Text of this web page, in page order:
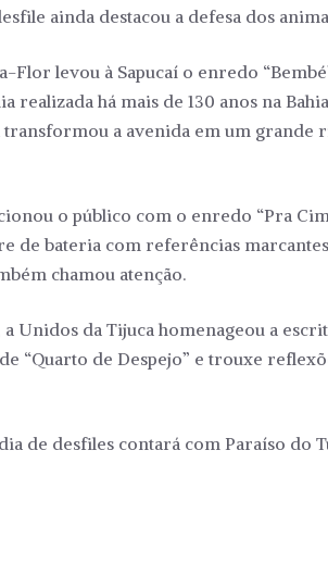
ainda destacou a defesa dos
Flor levou à Sapucaí o enredo
realizada há mais de 130 anos na
transformou a avenida em um grande
o público com o enredo “Pra
de bateria com referências
chamou atenção.
Unidos da Tijuca homenageou a
“Quarto de Despejo” e trouxe
de desfiles contará com Paraíso do